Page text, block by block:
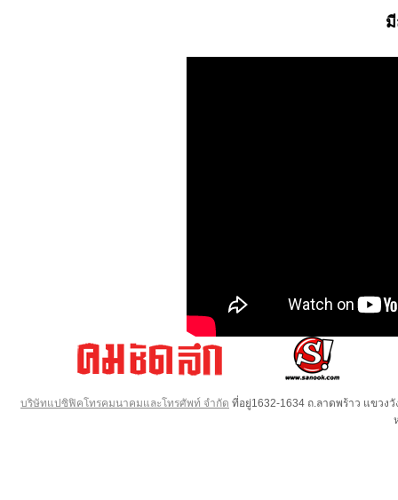
บริษัทแปซิฟิคโทรคมนาคมและโทรศัพท์ จำกัด ที่อยู่1632-1634 ถ.ลาดพร้าว แขวง